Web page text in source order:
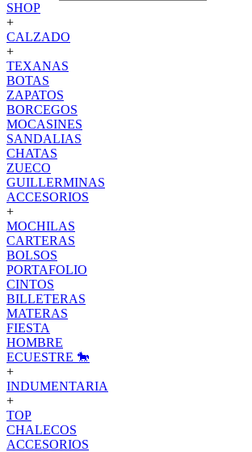
SHOP
+
CALZADO
+
TEXANAS
BOTAS
ZAPATOS
BORCEGOS
MOCASINES
SANDALIAS
CHATAS
ZUECO
GUILLERMINAS
ACCESORIOS
+
MOCHILAS
CARTERAS
BOLSOS
PORTAFOLIO
CINTOS
BILLETERAS
MATERAS
FIESTA
HOMBRE
ECUESTRE 🐎
+
INDUMENTARIA
+
TOP
CHALECOS
ACCESORIOS